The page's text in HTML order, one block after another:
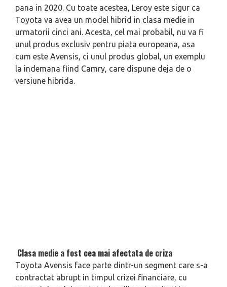
pana in 2020. Cu toate acestea, Leroy este sigur ca
Toyota va avea un model hibrid in clasa medie in
urmatorii cinci ani. Acesta, cel mai probabil, nu va fi
unul produs exclusiv pentru piata europeana, asa
cum este Avensis, ci unul produs global, un exemplu
la indemana fiind Camry, care dispune deja de o
versiune hibrida.
Clasa medie a fost cea mai afectata de criza
Toyota Avensis face parte dintr-un segment care s-a
contractat abrupt in timpul crizei financiare, cu